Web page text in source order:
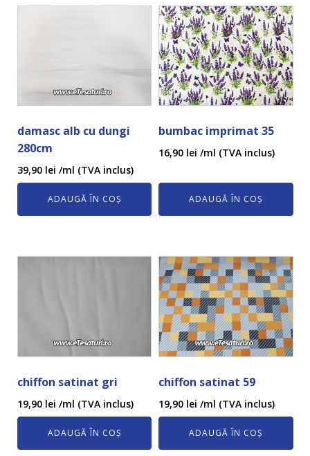
damasc alb cu dungi
280cm
39,90 lei /ml (TVA inclus)
ADAUGĂ ÎN COȘ
bumbac imprimat 35
16,90 lei /ml (TVA inclus)
ADAUGĂ ÎN COȘ
chiffon satinat gri
19,90 lei /ml (TVA inclus)
ADAUGĂ ÎN COȘ
chiffon satinat 59
19,90 lei /ml (TVA inclus)
ADAUGĂ ÎN COȘ